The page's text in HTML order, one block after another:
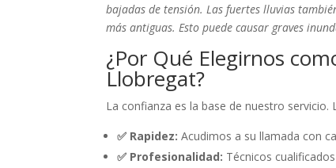
bajadas de tensión. Las fuertes lluvias
más antiguas. Esto puede causar graves
¿Por Qué Elegirnos
Llobregat?
La confianza es la base de nuestro servicio.
✅ Rapidez: Acudimos a su llamada con
✅ Profesionalidad: Técnicos